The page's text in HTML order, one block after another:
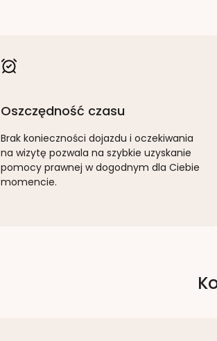
Oszczędność czasu
Brak konieczności dojazdu i oczekiwania
na wizytę pozwala na szybkie uzyskanie
pomocy prawnej w dogodnym dla Ciebie
momencie.